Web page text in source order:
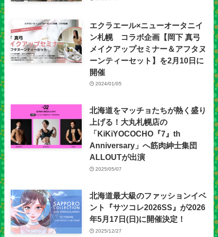
エクラエール×ニューオータニイ
ン札幌 コラボ企画【岡下 真弓
メイクアップセミナー＆アフタヌ
ーンティーセット】を2月10日に
開催
2024/01/05
北海道をマッチョたちが熱く盛り
上げる！大丸札幌店の
「KiKiYOCOCHO『7』th
Anniversary」へ筋肉紳士集団
ALLOUTが出演
2025/05/07
北海道最大級のファッションイベ
ント『サツコレ2026SS』が2026
年5月17日(日)に開催決定！
2025/12/27